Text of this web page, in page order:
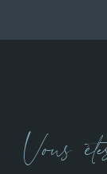
pertinents,
Notre
chaque
Vous